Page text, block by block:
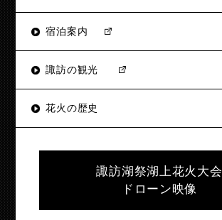
宿泊案内
諏訪の観光
花火の歴史
諏訪湖祭湖上花火大会
ドローン映像